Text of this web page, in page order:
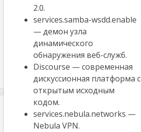
2.0.
services.samba-wsdd.enable
— демон узла
динамического
обнаружения веб-служб.
Discourse — современная
дискуссионная платформа с
открытым исходным
кодом.
services.nebula.networks —
Nebula VPN.